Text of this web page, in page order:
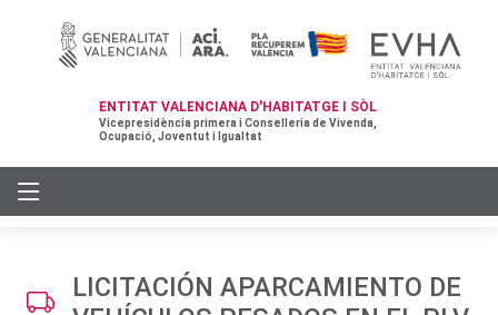
ENTITAT VALENCIANA D'HABITATGE I SÒL
Vicepresidència primera i Conselleria de Vivenda,
Ocupació, Joventut i Igualtat
LICITACIÓN APARCAMIENTO DE